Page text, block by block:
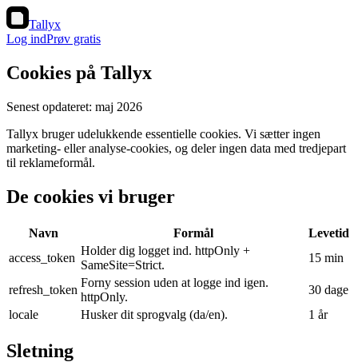
Tallyx
Log indPrøv gratis
Cookies på Tallyx
Senest opdateret: maj 2026
Tallyx bruger udelukkende essentielle cookies. Vi sætter ingen
marketing- eller analyse-cookies, og deler ingen data med tredjepart
til reklameformål.
De cookies vi bruger
Navn Formål
Levetid
access_token
Holder dig logget ind. httpOnly +
SameSite=Strict.
15 min
refresh_token
Forny session uden at logge ind igen.
httpOnly.
30 dage
locale
Husker dit sprogvalg (da/en). 1 år
Sletning